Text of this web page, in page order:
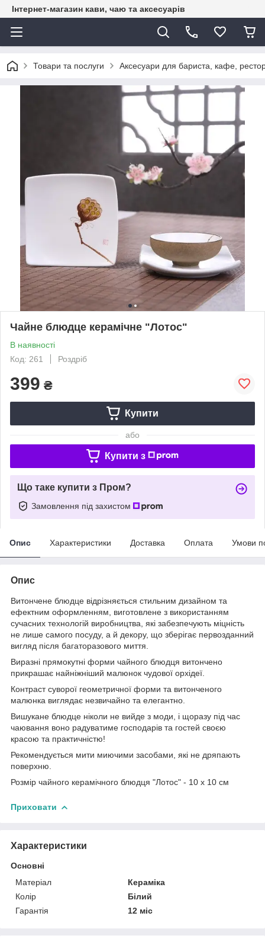
Інтернет-магазин кави, чаю та аксесуарів
Товари та послуги Аксесуари для бариста, кафе,
Чайне блюдце керамічне "Лотос"
В наявності
Код: 261
Роздріб
399 ₴
Купити
або
Купити з
Що таке купити з Пром?
Замовлення під захистом
Опис Характеристики Доставка Оплата Умови
Опис
Витончене блюдце відрізняється стильним дизайном та
ефектним оформленням, виготовлене з використанням
сучасних технологій виробництва, які забезпечують міцність
не лише самого посуду, а й декору, що зберігає первозданний
вигляд після багаторазового миття.
Виразні прямокутні форми чайного блюдця витончено
прикрашає найніжніший малюнок чудової орхідеї.
Контраст суворої геометричної форми та витонченого
малюнка виглядає незвичайно та елегантно.
Вишукане блюдце ніколи не вийде з моди, і щоразу під час
чаювання воно радуватиме господарів та гостей своєю
красою та практичністю!
Рекомендується мити миючими засобами, які не дряпають
поверхню.
Розмір чайного керамічного блюдця "Лотос" - 10 х 10 см
Приховати
Характеристики
Основні
Матеріал
Кераміка
Колір
Білий
Гарантія
12 міс